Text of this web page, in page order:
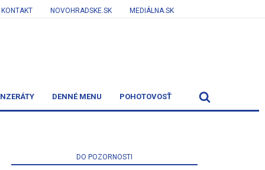
KONTAKT NOVOHRADSKE.SK MEDIÁLNA.SK
DENNÉ MENU POHOTOVOSŤ
DO POZORNOSTI